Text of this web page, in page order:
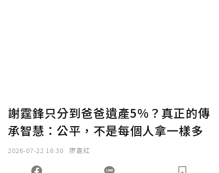
謝霆鋒只分到爸爸遺產5%？真正的傳
承智慧：公平，不是每個人拿一樣多
2026-07-22 16:30 廖嘉紅